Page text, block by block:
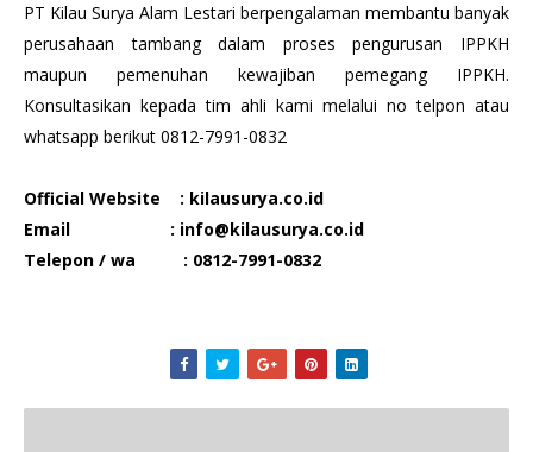
PT Kilau Surya Alam Lestari berpengalaman membantu banyak
perusahaan tambang dalam proses pengurusan IPPKH
maupun pemenuhan kewajiban pemegang IPPKH.
Konsultasikan kepada tim ahli kami melalui no telpon atau
whatsapp berikut 0812-7991-0832
Official Website
: kilausurya.co.id
Email
: info@kilausurya.co.id
Telepon / wa
: 0812-7991-0832